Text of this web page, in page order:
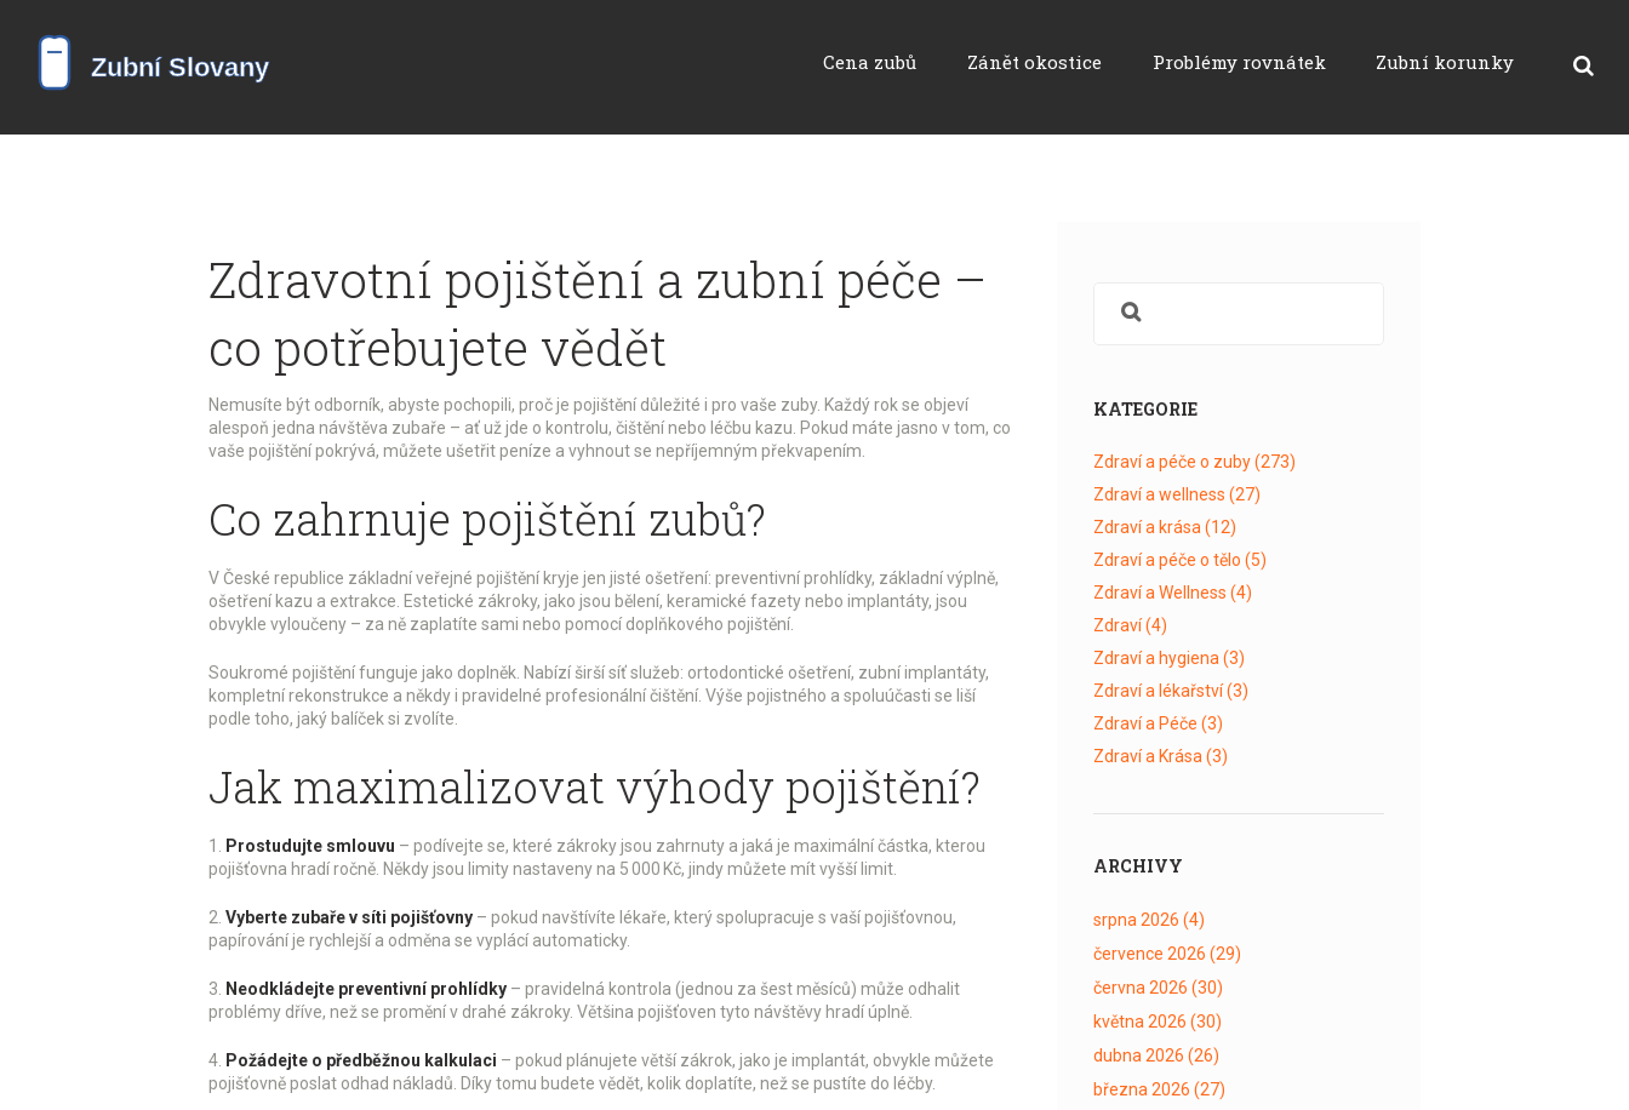
Cena zubů Zánět okostice Problémy rovnátek Zubní korunky
Zdravotní pojištění a zubní péče –
co potřebujete vědět
Nemusíte být odborník, abyste pochopili, proč je pojištění důležité i pro vaše zuby. Každý rok se objeví
alespoň jedna návštěva zubaře – ať už jde o kontrolu, čištění nebo léčbu kazu. Pokud máte jasno v tom, co
vaše pojištění pokrývá, můžete ušetřit peníze a vyhnout se nepříjemným překvapením.
Co zahrnuje pojištění zubů?
V České republice základní veřejné pojištění kryje jen jisté ošetření: preventivní prohlídky, základní výplně,
ošetření kazu a extrakce. Estetické zákroky, jako jsou bělení, keramické fazety nebo implantáty, jsou
obvykle vyloučeny – za ně zaplatíte sami nebo pomocí doplňkového pojištění.
Soukromé pojištění funguje jako doplněk. Nabízí širší síť služeb: ortodontické ošetření, zubní implantáty,
kompletní rekonstrukce a někdy i pravidelné profesionální čištění. Výše pojistného a spoluúčasti se liší
podle toho, jaký balíček si zvolíte.
Jak maximalizovat výhody pojištění?
1. Prostudujte smlouvu – podívejte se, které zákroky jsou zahrnuty a jaká je maximální částka, kterou
pojišťovna hradí ročně. Někdy jsou limity nastaveny na 5 000 Kč, jindy můžete mít vyšší limit.
2. Vyberte zubaře v síti pojišťovny – pokud navštívíte lékaře, který spolupracuje s vaší pojišťovnou,
papírování je rychlejší a odměna se vyplácí automaticky.
3. Neodkládejte preventivní prohlídky – pravidelná kontrola (jednou za šest měsíců) může odhalit
problémy dříve, než se promění v drahé zákroky. Většina pojišťoven tyto návštěvy hradí úplně.
4. Požádejte o předběžnou kalkulaci – pokud plánujete větší zákrok, jako je implantát, obvykle můžete
pojišťovně poslat odhad nákladů. Díky tomu budete vědět, kolik doplatíte, než se pustíte do léčby.
KATEGORIE
Zdraví a péče o zuby(273)
Zdraví a wellness (27)
Zdraví a krása (12)
Zdraví a péče o tělo (5)
Zdraví a Wellness (4)
Zdraví(4)
Zdraví a hygiena (3)
Zdraví a lékařství(3)
Zdraví a Péče (3)
Zdraví a Krása (3)
ARCHIVY
srpna 2026 (4)
července 2026 (29)
června 2026 (30)
května 2026 (30)
dubna 2026 (26)
března 2026 (27)